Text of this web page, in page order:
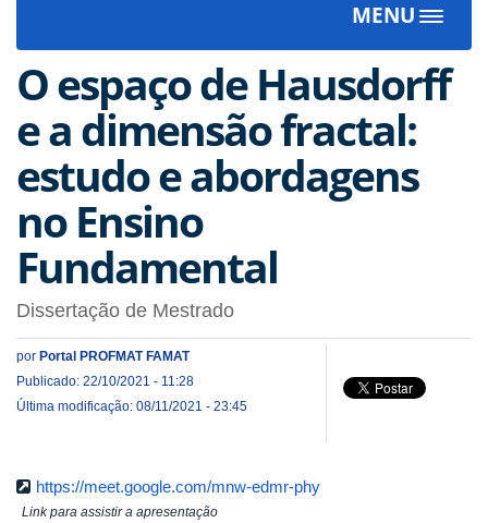
MENU
Toggle
O espaço de Hausdorff
e a dimensão fractal:
estudo e abordagens
no Ensino
Fundamental
Dissertação de Mestrado
por Portal PROFMAT FAMAT
Publicado: 22/10/2021 - 11:28
Última modificação: 08/11/2021 - 23:45
https://meet.google.com/mnw-edmr-phy
Link para assistir a apresentação